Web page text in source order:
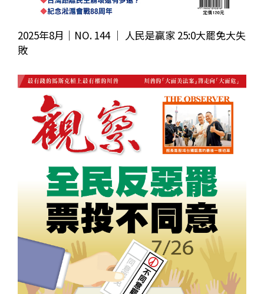
2025年8月｜NO. 144 │ 人民是贏家 25:0大罷免大失
敗